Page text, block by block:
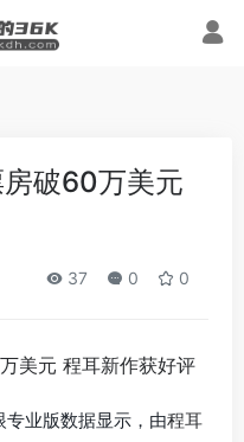
破60万美元
37 0 0
业版数据显示，由程耳